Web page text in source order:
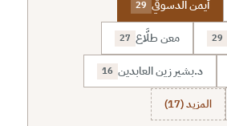
أيمن الدسوقي 29
29 معن طلَّاع 27
د.بشير زين العابدين 16
المزيد (17)